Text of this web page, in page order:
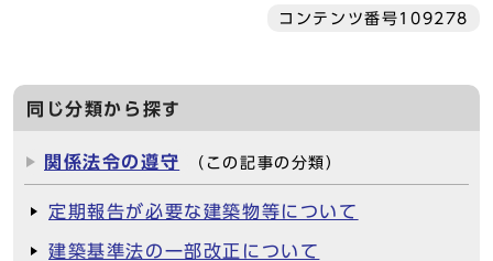
コンテンツ番号109278
同じ分類から探す
関係法令の遵守 （この記事の分類）
定期報告が必要な建築物等について
建築基準法の一部改正について